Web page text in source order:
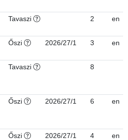
Tavaszi 2 en
Őszi 2026/27/1 3 en
Tavaszi 8
Őszi 2026/27/1 6 en
Őszi 2026/27/1 4 en